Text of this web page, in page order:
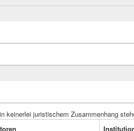
keinerlei juristischem Zusammenhang